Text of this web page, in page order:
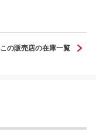
この販売店の在庫一覧